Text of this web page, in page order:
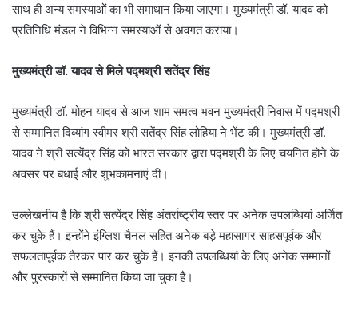
साथ ही अन्य समस्याओं का भी समाधान किया जाएगा। मुख्यमंत्री डॉ. यादव को
प्रतिनिधि मंडल ने विभिन्न समस्याओं से अवगत कराया।
मुख्यमंत्री डॉ. यादव से मिले पद्मश्री सतेंद्र सिंह
मुख्यमंत्री डॉ. मोहन यादव से आज शाम समत्व भवन मुख्यमंत्री निवास में पद्मश्री
से सम्मानित दिव्यांग स्वीमर श्री सतेंद्र सिंह लोहिया ने भेंट की। मुख्यमंत्री डॉ.
यादव ने श्री सत्येंद्र सिंह को भारत सरकार द्वारा पद्मश्री के लिए चयनित होने के
अवसर पर बधाई और शुभकामनाएं दीं।
उल्लेखनीय है कि श्री सत्येंद्र सिंह अंतर्राष्ट्रीय स्तर पर अनेक उपलब्धियां अर्जित
कर चुके हैं। इन्होंने इंग्लिश चैनल सहित अनेक बड़े महासागर साहसपूर्वक और
सफलतापूर्वक तैरकर पार कर चुके हैं। इनकी उपलब्धियां के लिए अनेक सम्मानों
और पुरस्कारों से सम्मानित किया जा चुका है।